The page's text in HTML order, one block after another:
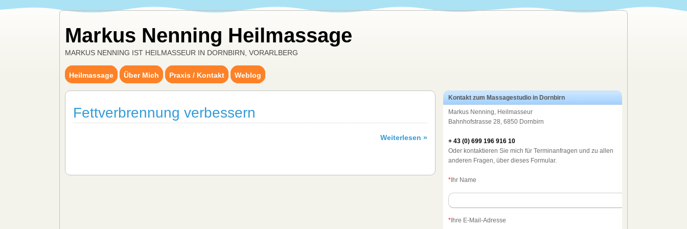
Markus Nenning Heilmassage
MARKUS NENNING IST HEILMASSEUR IN DORNBIRN, VORARLBERG
Heilmassage Über Mich Praxis / Kontakt Weblog
Fettverbrennung verbessern
Weiterlesen »
Kontakt zum Massagestudio in Dornbirn
Markus Nenning, Heilmasseur
Bahnhofstrasse 28, 6850 Dornbirn
+ 43 (0) 699 196 916 10
Oder kontaktieren Sie mich für Terminanfragen und zu allen
anderen Fragen, über dieses Formular.
* Ihr Name
* Ihre E-Mail-Adresse